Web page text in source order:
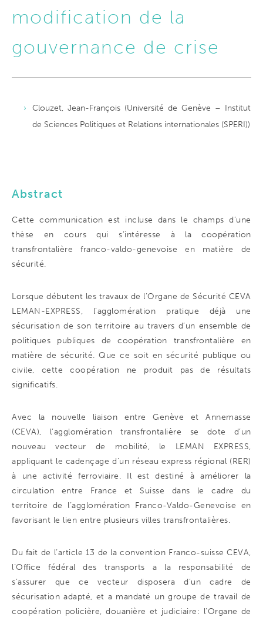
modification de la
gouvernance de crise
Clouzet, Jean-François (Université de Genève – Institut
de Sciences Politiques et Relations internationales (SPERI))
Abstract
Cette communication est incluse dans le champs d’une
thèse en cours qui s’intéresse à la coopération
transfrontalière franco-valdo-genevoise en matière de
sécurité.
Lorsque débutent les travaux de l’Organe de Sécurité CEVA
LEMAN-EXPRESS, l’agglomération pratique déjà une
sécurisation de son territoire au travers d’un ensemble de
politiques publiques de coopération transfrontalière en
matière de sécurité. Que ce soit en sécurité publique ou
civile, cette coopération ne produit pas de résultats
significatifs.
Avec la nouvelle liaison entre Genève et Annemasse
(CEVA), l’agglomération transfrontalière se dote d’un
nouveau vecteur de mobilité, le LEMAN EXPRESS,
appliquant le cadençage d’un réseau express régional (RER)
à une activité ferroviaire. Il est destiné à améliorer la
circulation entre France et Suisse dans le cadre du
territoire de l’agglomération Franco-Valdo-Genevoise en
favorisant le lien entre plusieurs villes transfrontalières.
Du fait de l’article 13 de la convention Franco-suisse CEVA,
l’Office fédéral des transports a la responsabilité de
s’assurer que ce vecteur disposera d’un cadre de
sécurisation adapté, et a mandaté un groupe de travail de
coopération policière, douanière et judiciaire: l’Organe de